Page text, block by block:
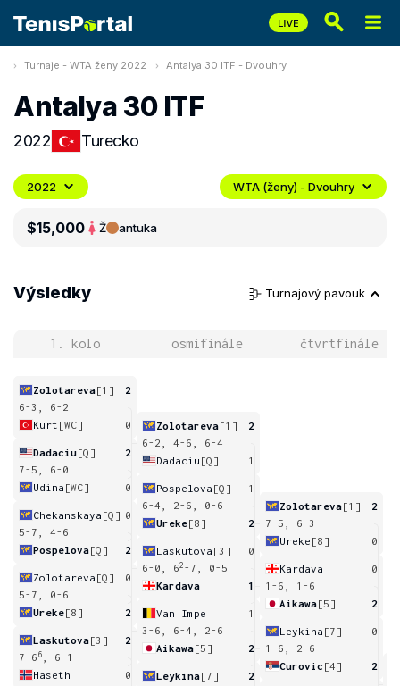
Turnaje - WTA ženy 2022 Antalya 30 ITF - Dvouhry
Antalya 30 ITF
2022 Turecko
2022 WTA (ženy) - Dvouhry
$15,000 Ž antuka
Výsledky Turnajový pavouk
1. kolo osmifinále čtvrtfinále
Zolotareva[1]
2
6-3, 6-2
Kurt [WC] 0
Dadaciu[Q]
2
7-5, 6-0
Udina [WC] 0
Chekanskaya [Q] 0
5-7, 4-6
Pospelova[Q] 2
Zolotareva [Q]
0
5-7, 0-6
Ureke[8] 2
Laskutova[3]
2
7-6 6
, 6-1
Haseth
0
Zolotareva[1]
2
6-2, 4-6, 6-4
Dadaciu [Q] 1
Pospelova [Q]
1
6-4, 2-6, 0-6
Ureke[8] 2
Laskutova [3]
0
6-0, 62 -7, 0-5
Kardava
1
Van Impe
1
3-6, 6-4, 2-6
Aikawa[5] 2
Leykina[7]
2
Zolotareva[1]
2
7-5, 6-3
Ureke [8] 0
Kardava
0
1-6, 1-6
Aikawa[5] 2
Leykina [7]
0
1-6, 2-6
Curovic [4] 2